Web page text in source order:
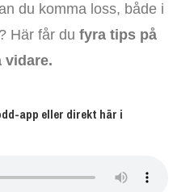
du komma loss, både i
Här får du fyra tips på
vidare.
app eller direkt här i